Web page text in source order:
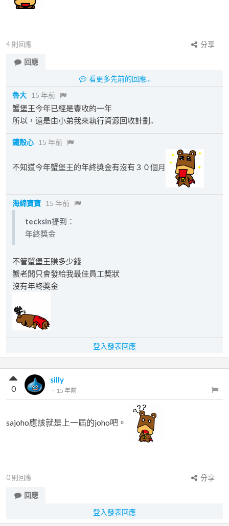
4 則回應
分享
回應
看更多先前的回應...
魯大 15 年前
蟹堡王今年已經是豐收的一年
所以，還是由小弟我來執行資源回收計劃..
鐵殼心 15 年前
不知道今年蟹堡王的年終獎金有沒有３０個月
海綿寶寶 15 年前
tecksin提到：
年終獎金
不管蟹堡王賺多少錢
蟹老闆只會發給我最佳員工奬狀
沒有年終奬金
登入發表回應
silly
． 15 年前
0
sajoho應該就是上一屆的joho吧。
0 則回應
分享
回應
登入發表回應